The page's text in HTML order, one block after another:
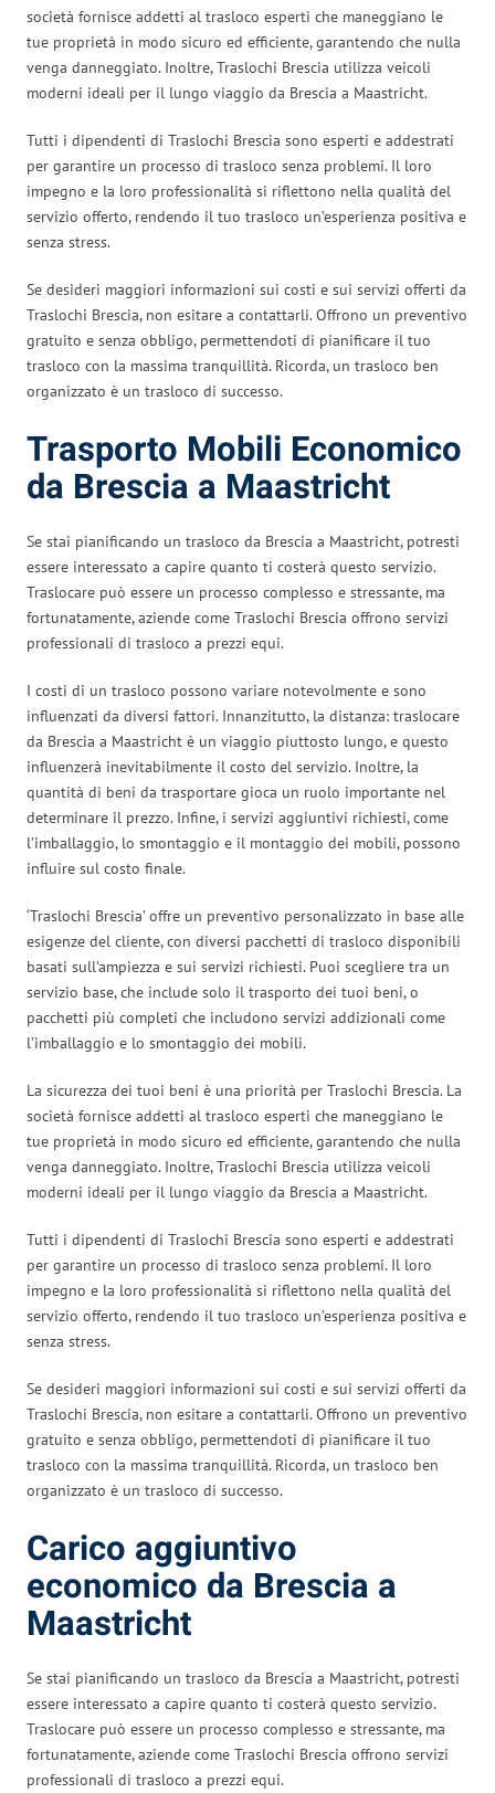
società fornisce addetti al trasloco esperti che maneggiano le
tue proprietà in modo sicuro ed efficiente, garantendo che nulla
venga danneggiato. Inoltre, Traslochi Brescia utilizza veicoli
moderni ideali per il lungo viaggio da Brescia a Maastricht.
Tutti i dipendenti di Traslochi Brescia sono esperti e addestrati
per garantire un processo di trasloco senza problemi. Il loro
impegno e la loro professionalità si riflettono nella qualità del
servizio offerto, rendendo il tuo trasloco un’esperienza positiva e
senza stress.
Se desideri maggiori informazioni sui costi e sui servizi offerti da
Traslochi Brescia, non esitare a contattarli. Offrono un preventivo
gratuito e senza obbligo, permettendoti di pianificare il tuo
trasloco con la massima tranquillità. Ricorda, un trasloco ben
organizzato è un trasloco di successo.
Trasporto Mobili Economico
da Brescia a Maastricht
Se stai pianificando un trasloco da Brescia a Maastricht, potresti
essere interessato a capire quanto ti costerà questo servizio.
Traslocare può essere un processo complesso e stressante, ma
fortunatamente, aziende come Traslochi Brescia offrono servizi
professionali di trasloco a prezzi equi.
I costi di un trasloco possono variare notevolmente e sono
influenzati da diversi fattori. Innanzitutto, la distanza: traslocare
da Brescia a Maastricht è un viaggio piuttosto lungo, e questo
influenzerà inevitabilmente il costo del servizio. Inoltre, la
quantità di beni da trasportare gioca un ruolo importante nel
determinare il prezzo. Infine, i servizi aggiuntivi richiesti, come
l’imballaggio, lo smontaggio e il montaggio dei mobili, possono
influire sul costo finale.
‘Traslochi Brescia’ offre un preventivo personalizzato in base alle
esigenze del cliente, con diversi pacchetti di trasloco disponibili
basati sull’ampiezza e sui servizi richiesti. Puoi scegliere tra un
servizio base, che include solo il trasporto dei tuoi beni, o
pacchetti più completi che includono servizi addizionali come
l’imballaggio e lo smontaggio dei mobili.
La sicurezza dei tuoi beni è una priorità per Traslochi Brescia. La
società fornisce addetti al trasloco esperti che maneggiano le
tue proprietà in modo sicuro ed efficiente, garantendo che nulla
venga danneggiato. Inoltre, Traslochi Brescia utilizza veicoli
moderni ideali per il lungo viaggio da Brescia a Maastricht.
Tutti i dipendenti di Traslochi Brescia sono esperti e addestrati
per garantire un processo di trasloco senza problemi. Il loro
impegno e la loro professionalità si riflettono nella qualità del
servizio offerto, rendendo il tuo trasloco un’esperienza positiva e
senza stress.
Se desideri maggiori informazioni sui costi e sui servizi offerti da
Traslochi Brescia, non esitare a contattarli. Offrono un preventivo
gratuito e senza obbligo, permettendoti di pianificare il tuo
trasloco con la massima tranquillità. Ricorda, un trasloco ben
organizzato è un trasloco di successo.
Carico aggiuntivo
economico da Brescia a
Maastricht
Se stai pianificando un trasloco da Brescia a Maastricht, potresti
essere interessato a capire quanto ti costerà questo servizio.
Traslocare può essere un processo complesso e stressante, ma
fortunatamente, aziende come Traslochi Brescia offrono servizi
professionali di trasloco a prezzi equi.